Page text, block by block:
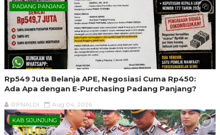
PADANG PANJANG
Rp549 Juta Belanja APE, Negosiasi Cuma Rp450:
Ada Apa dengan E-Purchasing Padang Panjang?
RIFNALDI Aug 04, 2026
KAB.SIJUNJUNG